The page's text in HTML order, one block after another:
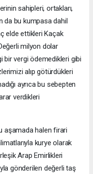
sahipleri, ortakları,
da bu kumpasa dahil
elde ettikleri Kaçak
milyon dolar
bir vergi ödemedikleri gibi
alıp götürdükleri
ayrıca bu sebepten
verdikleri
aşamada halen firari
kurye olarak
Arap Emirlikleri
gönderilen değerli taş